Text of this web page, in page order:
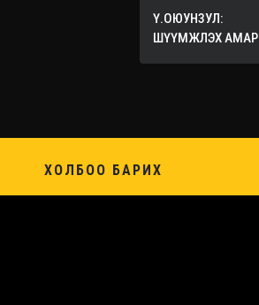
Ү.ОЮУНЗУЛ:
ШҮҮМЖЛЭХ АМАР
ХОЛБОО БАРИХ